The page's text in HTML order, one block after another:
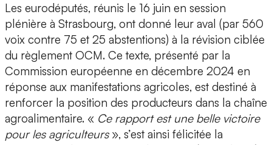
Les eurodéputés, réunis le 16 juin en session
plénière à Strasbourg, ont donné leur aval (par 560
voix contre 75 et 25 abstentions) à la révision ciblée
du règlement OCM. Ce texte, présenté par la
Commission européenne en décembre 2024 en
réponse aux manifestations agricoles, est destiné à
renforcer la position des producteurs dans la chaîne
agroalimentaire. « Ce rapport est une belle victoire
pour les agriculteurs», s’est ainsi félicitée la